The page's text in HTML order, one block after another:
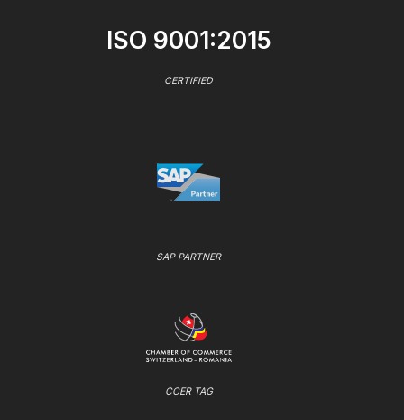
ISO 9001:2015
CERTIFIED
SAP PARTNER
CCER TAG